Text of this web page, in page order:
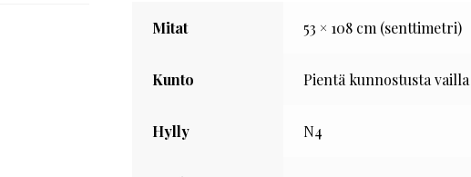
Mitat 53 × 108 cm (senttimetri)
Kunto Pientä kunnostusta vailla
Hylly N4